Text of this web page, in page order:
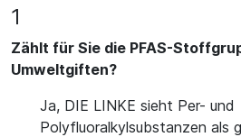
1
Zählt für Sie die PFAS-
Umweltgiften?
Ja, DIE LINKE sieht Per- und
Polyfluoralkylsubstanzen als